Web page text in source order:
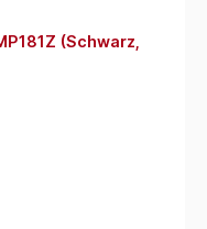
(Schwarz,